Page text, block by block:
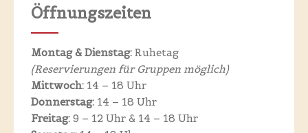
Öffnungszeiten
Montag & Dienstag: Ruhetag
(Reservierungen fürGruppen möglich)
Mittwoch: 14 – 18 Uhr
Donnerstag: 14 – 18 Uhr
Freitag: 9 – 12 Uhr & 14 – 18 Uhr